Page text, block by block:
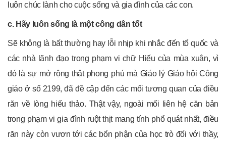
luôn chúc lành cho cuộc sống và gia đình của các con.
c. Hãy luôn sống là một công dân tốt
Sẽ không là bất thường hay lỗi nhịp khi nhắc đến tổ quốc và
các nhà lãnh đạo trong phạm vi chữ Hiếu của mùa xuân, vì
đó là sự mở rộng thật phong phú mà Giáo lý Giáo hội Công
giáo ở số 2199, đã đề cập đến các mối tương quan của điều
răn về lòng hiếu thảo. Thật vậy, ngoài mối liên hệ căn bản
trong phạm vi gia đình ruột thịt mang tính phổ quát nhất, điều
răn này còn vươn tới các bổn phận của học trò đối với thầy,